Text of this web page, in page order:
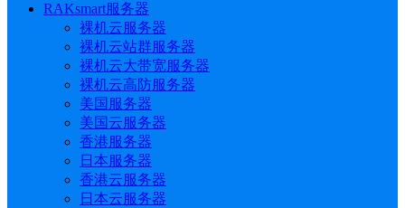
RAKsmart服务器
裸机云服务器
裸机云站群服务器
裸机云大带宽服务器
裸机云高防服务器
美国服务器
美国云服务器
香港服务器
日本服务器
香港云服务器
日本云服务器